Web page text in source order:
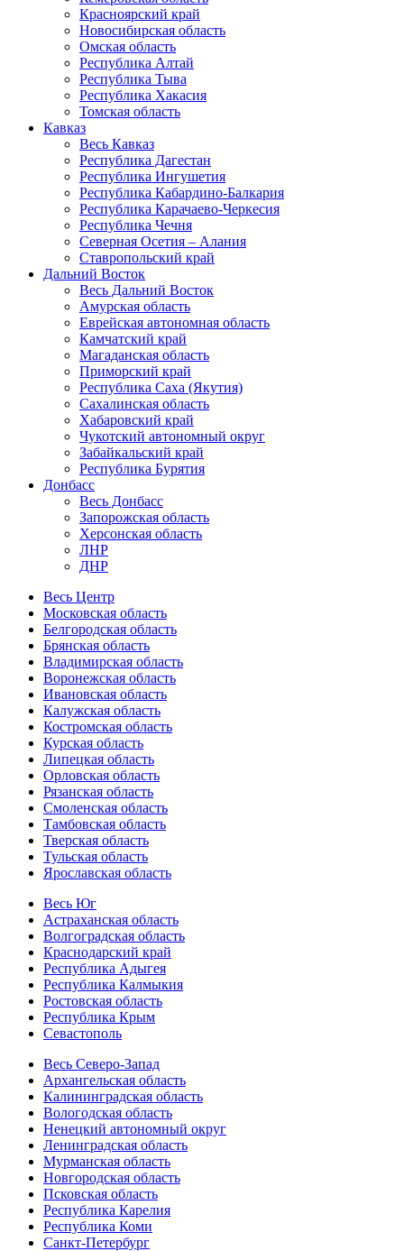
Красноярский край
Новосибирская область
Омская область
Республика Алтай
Республика Тыва
Республика Хакасия
Томская область
Кавказ
Весь Кавказ
Республика Дагестан
Республика Ингушетия
Республика Кабардино-Балкария
Республика Карачаево-Черкесия
Республика Чечня
Северная Осетия – Алания
Ставропольский край
Дальний Восток
Весь Дальний Восток
Амурская область
Еврейская автономная область
Камчатский край
Магаданская область
Приморский край
Республика Саха (Якутия)
Сахалинская область
Хабаровский край
Чукотский автономный округ
Забайкальский край
Республика Бурятия
Донбасс
Весь Донбасс
Запорожская область
Херсонская область
ЛНР
ДНР
Весь Центр
Московская область
Белгородская область
Брянская область
Владимирская область
Воронежская область
Ивановская область
Калужская область
Костромская область
Курская область
Липецкая область
Орловская область
Рязанская область
Смоленская область
Тамбовская область
Тверская область
Тульская область
Ярославская область
Весь Юг
Астраханская область
Волгоградская область
Краснодарский край
Республика Адыгея
Республика Калмыкия
Ростовская область
Республика Крым
Севастополь
Весь Северо-Запад
Архангельская область
Калининградская область
Вологодская область
Ненецкий автономный округ
Ленинградская область
Мурманская область
Новгородская область
Псковская область
Республика Карелия
Республика Коми
Санкт-Петербург